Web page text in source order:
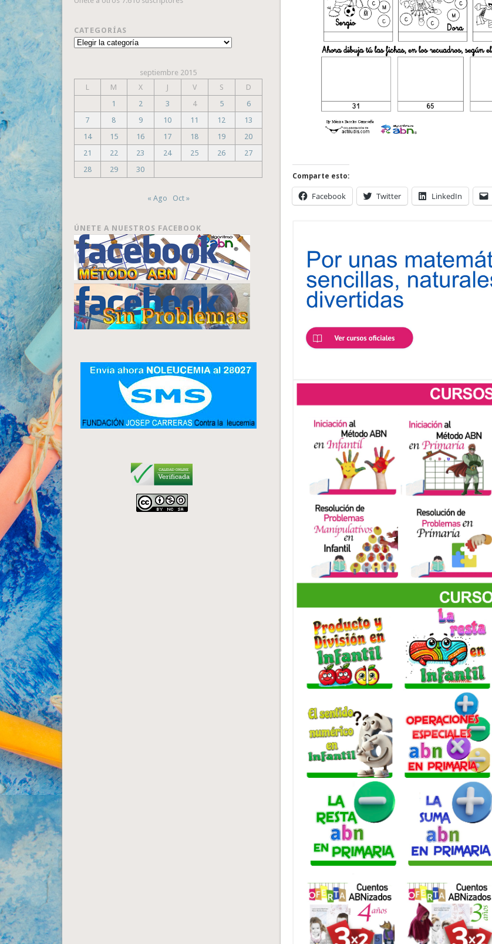
Comparte esto:
Facebook Twitter LinkedIn
CATEGORÍAS
Categorías
septiembre 2015
L
M X J V S
D
1
2 3 4 5
6
7
8 9 10 11 12
13
14
15 16 17 18 19
20
21
22 23 24 25 26
27
28
29 30
« Ago Oct »
ÚNETE A NUESTROS FACEBOOK